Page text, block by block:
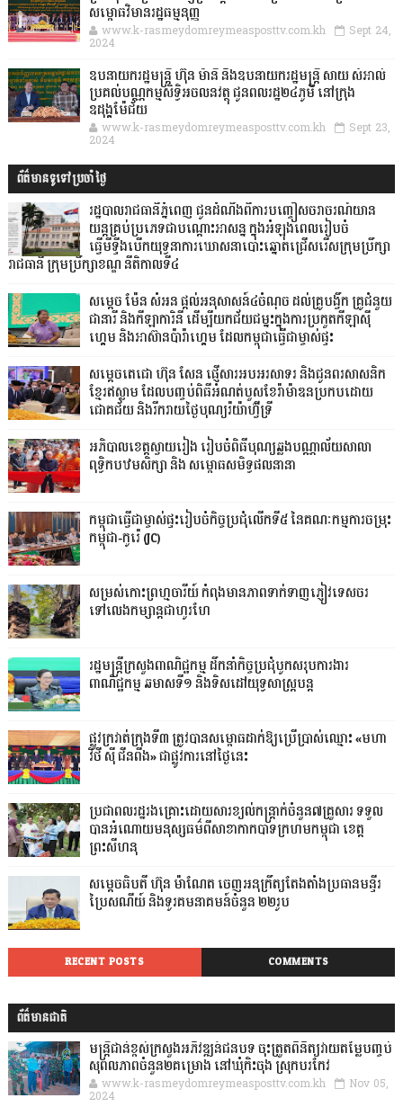
សម្ពោធវិមានរដ្ឋធម្មនុញ្ញ
www.k-rasmeydomreymeasposttv.com.kh Sept 24,
2024
ឧបនាយករដ្ឋមន្ដ្រី ហ៊ុន ម៉ានី និងឧបនាយករដ្ឋមន្ដ្រី សាយ សំអាល់
ប្រគល់បណ្ណកម្មសិទ្ធិអចលនវត្ថុ ជូនពលរដ្ឋ២៤ភូមិ នៅក្រុង
ឧដុង្គម៉ែជ័យ
www.k-rasmeydomreymeasposttv.com.kh Sept 23,
2024
ព័ត៌មានទូទៅប្រចាំថ្ងៃ
រដ្ឋបាលរាជធានីភ្នំពេញ ជូនដំណឹងពីការបញ្ចៀសចរាចរណ៍យាន
យន្តគ្រប់ប្រភេទជាបណ្តោះអាសន្ន ក្នុងអំឡុងពេលរៀបចំ
ធ្វើមីទ្ទីងបើកយុទ្ធនាការឃោសនាបោះឆ្នោតជ្រើសរើសក្រុមប្រឹក្សា
រាជធានី ក្រុមប្រឹក្សាខណ្ឌ នីតិកាលទី៤
សម្តេច ម៉ែន សំអន ផ្តល់អនុសាសន៍៤ចំណុច ដល់គ្រូបង្វឹក គ្រូជំនួយ
ជានារី និងកីឡាការិនី ដើម្បីយកជ័យជម្នះក្នុងការប្រកួតកីឡាស៊ី
ហ្គេម និងអាស៊ានប៉ារ៉ាហ្គេម ដែលកម្ពុជាធ្វើជាម្ចាស់ផ្ទះ
សម្ដេចតេជោ ហ៊ុន សែន ផ្ញើសារអបអរសាទរ និងជូនពរសាសនិក
ខ្មែរឥស្លាម ដែលបញ្ចប់ពិធីអំណត់បួសខែរ៉ាម៉ាឌនប្រកបដោយ
ជោគជ័យ និងរីករាយថ្ងៃបុណ្យរ៉យ៉ាហ៊្វីទ្រី
អភិបាលខេត្តស្វាយរៀង រៀបចំពិធីបុណ្យឆ្លងបណ្ណាល័យសាលា
ពុទ្ធិកបឋមសិក្សា និង សម្ពោធសមិទ្ធផលនានា
កម្ពុជាធ្វើជាម្ចាស់ផ្ទះរៀបចំកិច្ចប្រជុំលើកទី៥ នៃគណៈកម្មការចម្រុះ
កម្ពុជា-កូរ៉េ (JC)
សម្រស់កោះព្រហ្មចារីយ៍ កំពុងមានភាពទាក់ទាញភ្ញៀវទេសចរ
ទៅលេងកម្សាន្តជាហូរហែ
រដ្ឋមន្ត្រីក្រសួងពាណិជ្ជកម្ម ដឹកនាំកិច្ចប្រជុំបូកសរុបការងារ
ពាណិជ្ជកម្ម ឆមាសទី១ និងទិសដៅយុទ្ធសាស្រ្តបន្ត
ផ្លូវក្រវាត់ក្រុងទី៣ ត្រូវបានសម្ពោធដាក់ឱ្យប្រើប្រាស់ឈ្មោះ «មហា
វិថី ស៊ី ជីនពីង» ជាផ្លូវការនៅថ្ងៃនេះ
ប្រជាពលរដ្ឋរងគ្រោះដោយសារខ្យល់កន្ត្រាក់ចំនួន៧គ្រួសារ ទទួល
បានអំណោយមនុស្សធម៌ពីសាខាកាកបាទក្រហមកម្ពុជា ខេត្ត
ព្រះសីហនុ
សម្តេចធិបតី ហ៊ុន ម៉ាណែត ចេញអនុក្រឹត្យតែងតាំងប្រធានមន្ទីរ
ប្រៃសណីយ៍ និងទូរគមនាគមន៍ចំនួន ២២រូប
RECENT POSTS COMMENTS
ព័ត៌មានជាតិ
មន្ត្រីជាន់ខ្ពស់ក្រសួងអភិវឌ្ឍន៍ជនបទ ចុះត្រួតពិនិត្យវាយតម្លៃបញ្ចប់
សុពលភាពចំនួន២គម្រោង នៅឃុំកិះចុង ស្រុកបរកែវ
www.k-rasmeydomreymeasposttv.com.kh Nov 05,
2024